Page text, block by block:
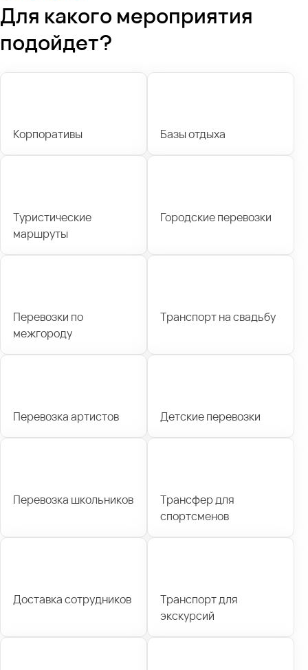
Для какого мероприятия
подойдет?
Корпоративы Базы отдыха
Туристические
маршруты
Городские перевозки
Перевозки по
межгороду
Транспорт на свадьбу
Перевозка артистов Детские перевозки
Перевозка школьников
Трансфер для
спортсменов
Доставка сотрудников
Транспорт для
экскурсий